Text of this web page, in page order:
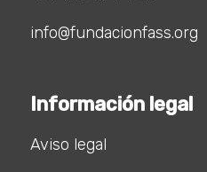
info@fundacionfass.org
Información legal
Aviso legal